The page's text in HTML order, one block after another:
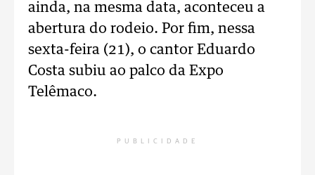
ainda, na mesma data, aconteceu a
abertura do rodeio. Por fim, nessa
sexta-feira (21), o cantor Eduardo
Costa subiu ao palco da Expo
Telêmaco.
PUBLICIDADE